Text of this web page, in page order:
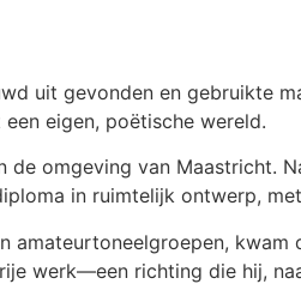
uit gevonden en gebruikte
eigen, poëtische wereld.
omgeving van Maastricht.
in ruimtelijk ontwerp,
werk—een richting die hij,